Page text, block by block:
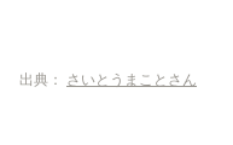
出典： さいとうまことさん